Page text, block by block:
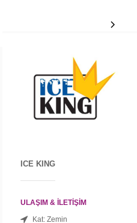
ICE KING
ULAŞIM & İLETİŞİM
Kat: Zemin